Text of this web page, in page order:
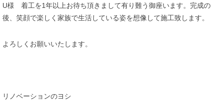
U様 着工を1年以上お待ち頂きまして有り難う御座います。完成の
後、笑顔で楽しく家族で生活している姿を想像して施工致します。
よろしくお願いいたします。
リノベーションのヨシ